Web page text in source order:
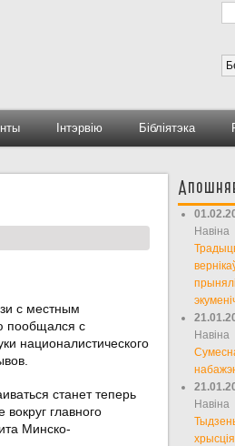
Інтэрвію Бібліятэка
с местным
пообщался с
националистического
станет теперь
главного
Минско-
Навіна
Навіна
Навіна